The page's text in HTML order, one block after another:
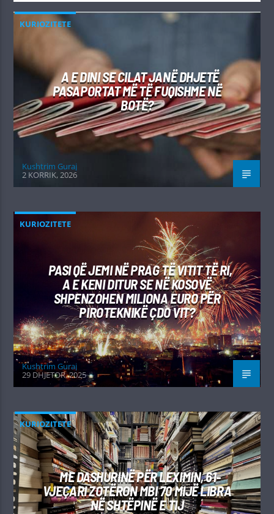
KURIOZITETE
A E DINI SE CILAT JANË DHJETË
PASAPORTAT MË TË FUQISHME NË
BOTË?
Kushtrim Guraj
2 KORRIK, 2026
KURIOZITETE
PASI QË JEMI NË PRAG TË VITIT TË RI,
A E KENI DITUR SE NË KOSOVË
SHPENZOHEN MILIONA EURO PËR
PIROTEKNIKË ÇDO VIT?
Kushtrim Guraj
29 DHJETOR, 2025
KURIOZITETE
ME DASHURINË PËR LEXIMIN, 61-
VJEÇARI ZOTËRON MBI 70 MIJË LIBRA
NË SHTËPINË E TIJ